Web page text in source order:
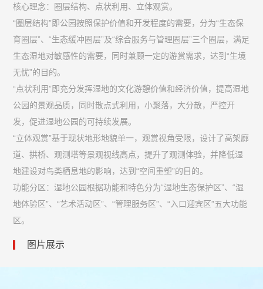
核心理念：圈层结构、点状利用、立体观赏。
“圈层结构”即公园按照保护价值和开发程度的需要，分为“生态保
育圈层”、“生态缓冲圈层”及“综合服务与管理圈层”三个圈层，满足
生态湿地对敏感性的需要，同时兼顾一定的游赏需求，达到“生境
无忧”的目的。
“点状利用”即充分发挥湿地的文化游憩价值和经济价值，提高湿地
公园的景观品质，同时散点式利用，小聚落，大分散，严控开
发，促进湿地公园的可持续发展。
“立体观赏”基于现状地形地貌单一，观赏视角受限，设计了高架廊
道、拱桥、观测塔等景观视线高点，提升了观测体验，并降低湿
地建设对鸟类栖息地的影响，达到“空间重塑”的目的。
功能分区：湿地公园根据功能和特色分为“湿地生态保护区”、“湿
地体验区”、“艺术活动区”、“管理服务区”、“入口迎宾区”五大功能
区。
图片展示